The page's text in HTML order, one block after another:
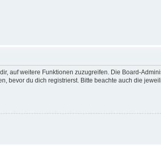
auf weitere Funktionen zuzugreifen. Die Board-
bevor du dich registrierst. Bitte beachte auch die